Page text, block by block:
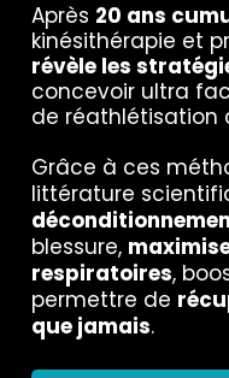
Après 20 ans
kinésithérapie et
révèle les
concevoir ultra
de réathlétisation
Grâce à ces
littérature
blessure,
respiratoires,
permettre de
que jamais.